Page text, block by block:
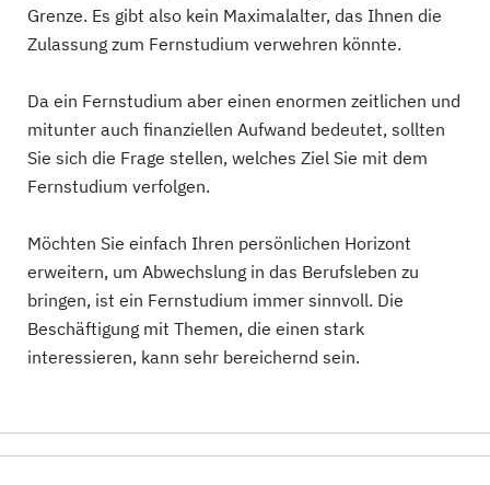
Grenze. Es gibt also kein Maximalalter, das Ihnen die
Zulassung zum Fernstudium verwehren könnte.
Da ein Fernstudium aber einen enormen zeitlichen und
mitunter auch finanziellen Aufwand bedeutet, sollten
Sie sich die Frage stellen, welches Ziel Sie mit dem
Fernstudium verfolgen.
Möchten Sie einfach Ihren persönlichen Horizont
erweitern, um Abwechslung in das Berufsleben zu
bringen, ist ein Fernstudium immer sinnvoll. Die
Beschäftigung mit Themen, die einen stark
interessieren, kann sehr bereichernd sein.